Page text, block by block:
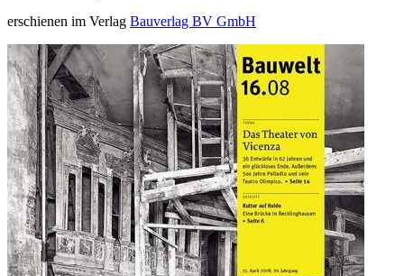
erschienen im Verlag Bauverlag BV GmbH